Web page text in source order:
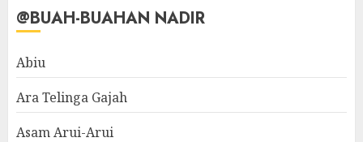
@BUAH-BUAHAN NADIR
Abiu
Ara Telinga Gajah
Asam Arui-Arui